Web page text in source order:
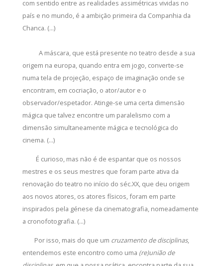
com sentido entre as realidades assimétricas vividas no
país e no mundo, é a ambição primeira da Companhia da
Chanca. (...)
A máscara, que está presente no teatro desde a sua
origem na europa, quando entra em jogo, converte-se
numa tela de projeção, espaço de imaginação onde se
encontram, em cocriação, o ator/autor e o
observador/espetador. Atinge-se uma certa dimensão
mágica que talvez encontre um paralelismo com a
dimensão simultaneamente mágica e tecnológica do
cinema. (...)
É curioso, mas não é de espantar que os nossos
mestres e os seus mestres que foram parte ativa da
renovação do teatro no início do séc.XX, que deu origem
aos novos atores, os atores físicos, foram em parte
inspirados pela génese da cinematografia, nomeadamente
a cronofotografia. (...)
Por isso, mais do que um cruzamento de disciplinas,
entendemos este encontro como uma (re)união de